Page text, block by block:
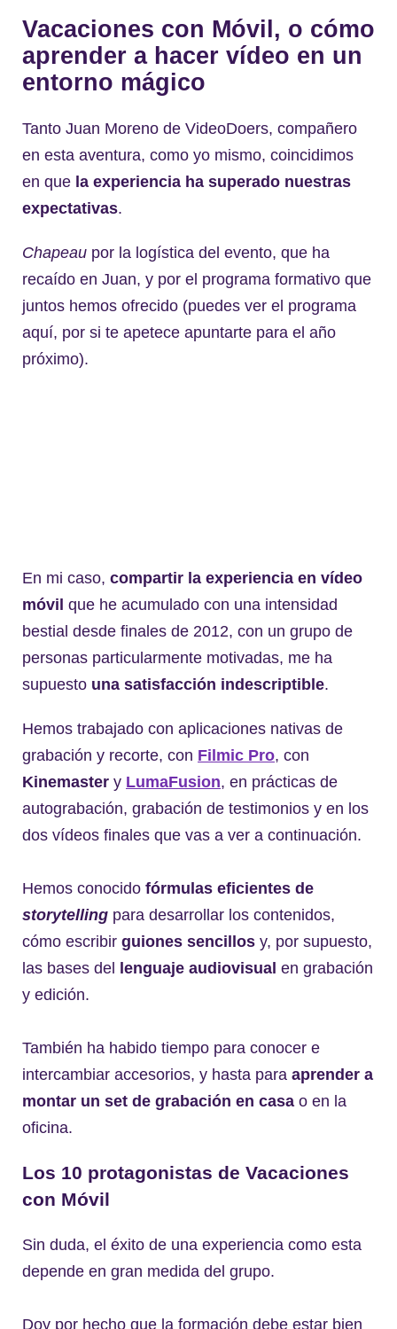
Vacaciones con Móvil, o cómo
aprender a hacer vídeo en un
entorno mágico
Tanto Juan Moreno de VideoDoers, compañero
en esta aventura, como yo mismo, coincidimos
en que la experiencia ha superado nuestras
expectativas.
Chapeau por la logística del evento, que ha
recaído en Juan, y por el programa formativo que
juntos hemos ofrecido (puedes ver el programa
aquí, por si te apetece apuntarte para el año
próximo).
En mi caso, compartir la experiencia en vídeo
móvil que he acumulado con una intensidad
bestial desde finales de 2012, con un grupo de
personas particularmente motivadas, me ha
supuesto una satisfacción indescriptible.
Hemos trabajado con aplicaciones nativas de
grabación y recorte, con Filmic Pro, con
Kinemaster y LumaFusion, en prácticas de
autograbación, grabación de testimonios y en los
dos vídeos finales que vas a ver a continuación.
Hemos conocido fórmulas eficientes de
storytelling para desarrollar los contenidos,
cómo escribir guiones sencillos y, por supuesto,
las bases del lenguaje audiovisual en grabación
y edición.
También ha habido tiempo para conocer e
intercambiar accesorios, y hasta para aprender a
montar un set de grabación en casa o en la
oficina.
Los 10 protagonistas de Vacaciones
con Móvil
Sin duda, el éxito de una experiencia como esta
depende en gran medida del grupo.
Doy por hecho que la formación debe estar bien